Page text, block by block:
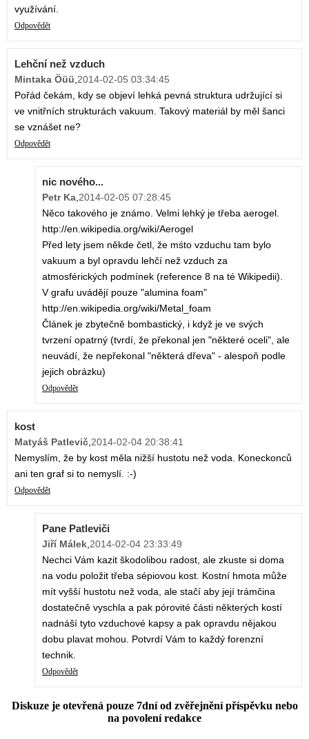
využívání.
Odpovědět
Lehční než vzduch
Mintaka Öüü 2014-02-05 03:34:45
Pořád čekám, kdy se objeví lehká pevná struktura udržující si
ve vnitřních strukturách vakuum. Takový materiál by měl šanci
se vznášet ne?
Odpovědět
nic nového...
Petr Ka 2014-02-05 07:28:45
Něco takového je známo. Velmi lehký je třeba aerogel.
http://en.wikipedia.org/wiki/Aerogel
Před lety jsem někde četl, že mśto vzduchu tam bylo
vakuum a byl opravdu lehčí než vzduch za
atmosférických podmínek (reference 8 na té Wikipedii).
V grafu uvádějí pouze "alumina foam"
http://en.wikipedia.org/wiki/Metal_foam
Článek je zbytečně bombastický, i když je ve svých
tvrzení opatrný (tvrdí, že překonal jen "některé oceli", ale
neuvádí, že nepřekonal "některá dřeva" - alespoň podle
jejich obrázku)
Odpovědět
kost
Matyáš Patlevič 2014-02-04 20:38:41
Nemyslím, že by kost měla nižší hustotu než voda. Koneckonců
ani ten graf si to nemyslí. :-)
Odpovědět
Pane Patleviči
Jiří Málek 2014-02-04 23:33:49
Nechci Vám kazit škodolibou radost, ale zkuste si doma
na vodu položit třeba sépiovou kost. Kostní hmota může
mít vyšší hustotu než voda, ale stačí aby její trámčina
dostatečně vyschla a pak pórovité části některých kostí
nadnáší tyto vzduchové kapsy a pak opravdu nějakou
dobu plavat mohou. Potvrdí Vám to každý forenzní
technik.
Odpovědět
Diskuze je otevřená pouze 7dní od zvěřejnění příspěvku nebo
na povolení redakce